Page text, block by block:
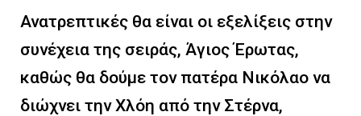
Ανατρεπτικές θα είναι οι εξελίξεις στην
συνέχεια της σειράς, Άγιος Έρωτας,
καθώς θα δούμε τον πατέρα Νικόλαο να
διώχνει την Χλόη από την Στέρνα,